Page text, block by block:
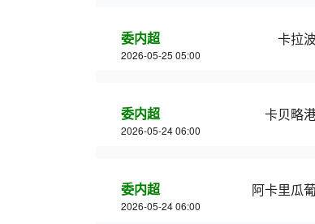
委内超
2026-05-25 05:00
卡拉
委内超
2026-05-24 06:00
卡贝略
委内超
2026-05-24 06:00
阿卡里瓜